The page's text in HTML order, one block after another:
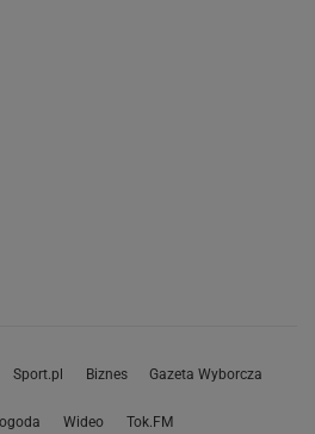
Sport.pl Biznes Gazeta Wyborcza
Wideo Tok.FM